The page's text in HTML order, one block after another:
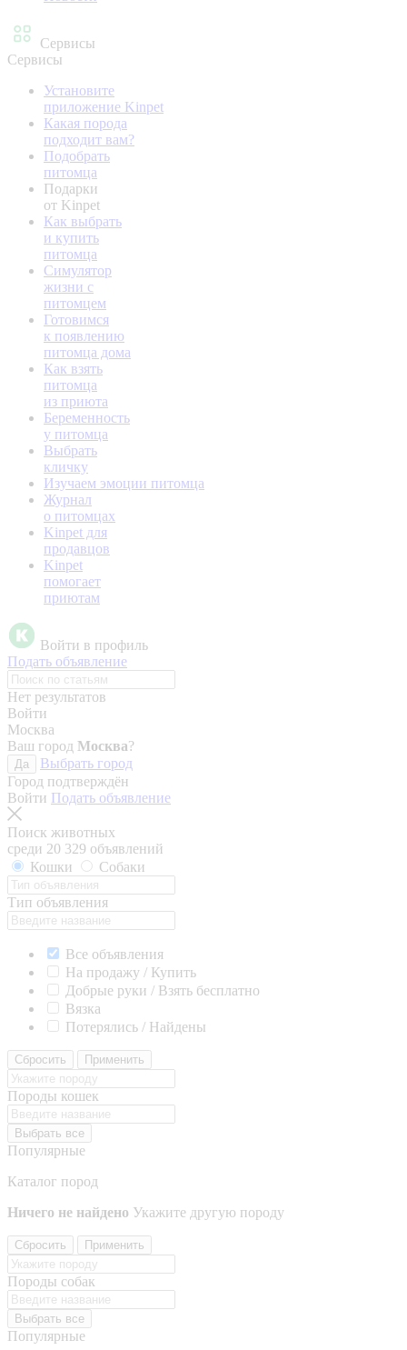
Сервисы
Сервисы
Установите
приложение Kinpet
Какая порода
подходит вам?
Подобрать
питомца
Подарки
от Kinpet
Как выбрать
и купить
питомца
Симулятор
жизни с
питомцем
Готовимся
к появлению
питомца дома
Как взять
питомца
из приюта
Беременность
у питомца
Выбрать
кличку
Изучаем эмоции питомца
Журнал
о питомцах
Kinpet для
продавцов
Kinpet
помогает
приютам
Войти в профиль
Подать объявление
Нет результатов
Войти
Москва
Ваш город Москва?
Да
Выбрать город
Город подтверждён
Войти Подать объявление
Поиск животных
среди 20 329 объявлений
Кошки
Собаки
Тип объявления
Все объявления
На продажу / Купить
Добрые руки / Взять бесплатно
Вязка
Потерялись / Найдены
Сбросить Применить
Породы кошек
Выбрать все
Популярные
Каталог пород
Ничего не найдено Укажите другую породу
Сбросить Применить
Породы собак
Выбрать все
Популярные